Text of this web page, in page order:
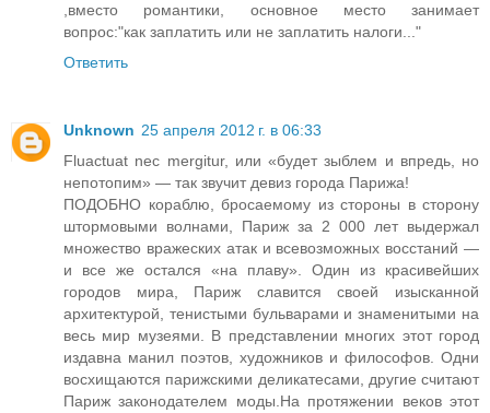
,вместо романтики, основное место занимает
вопрос:"как заплатить или не заплатить налоги..."
Ответить
Unknown 25 апреля 2012 г. в 06:33
Fluactuat nec mergitur, или «будет зыблем и впредь, но
непотопим» — так звучит девиз города Парижа!
ПОДОБНО кораблю, бросаемому из стороны в сторону
штормовыми волнами, Париж за 2 000 лет выдержал
множество вражеских атак и всевозможных восстаний —
и все же остался «на плаву». Один из красивейших
городов мира, Париж славится своей изысканной
архитектурой, тенистыми бульварами и знаменитыми на
весь мир музеями. В представлении многих этот город
издавна манил поэтов, художников и философов. Одни
восхищаются парижскими деликатесами, другие считают
Париж законодателем моды.На протяжении веков этот